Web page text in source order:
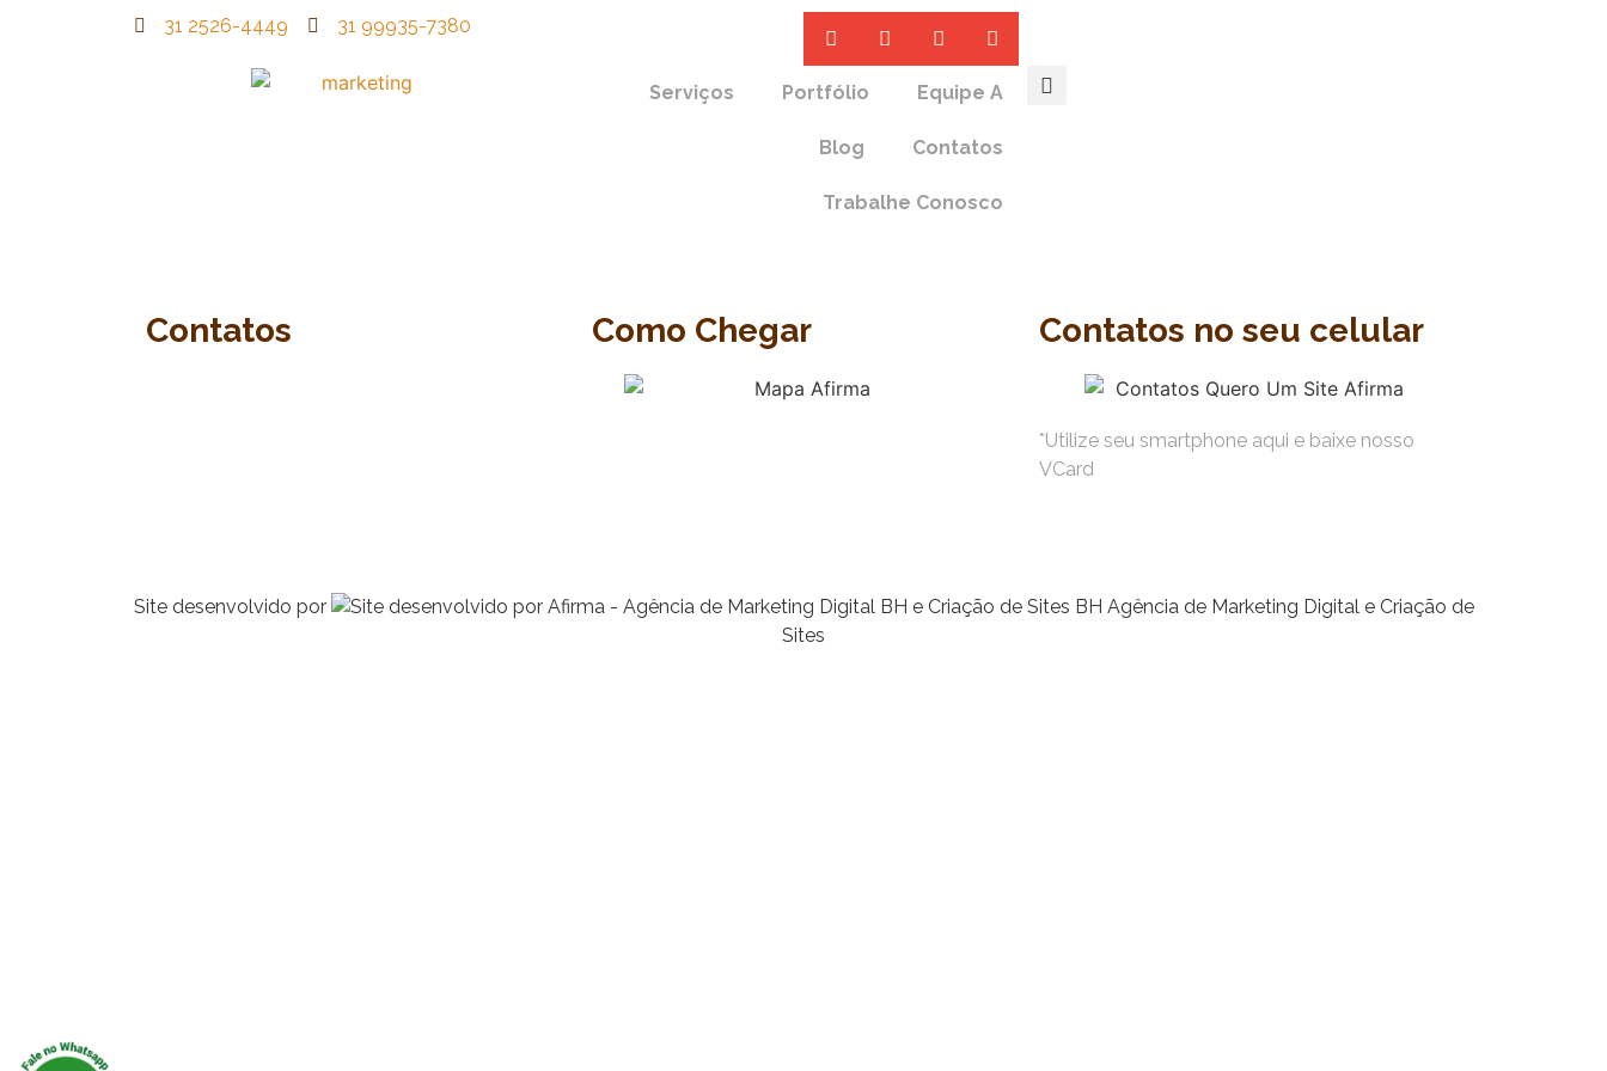
31 2526-4449 31 99935-7380
Serviços Portfólio Equipe A
Blog Contatos
Trabalhe Conosco
Contatos Como Chegar Contatos no seu celular
*Utilize seu smartphone aqui e baixe nosso
VCard
Site desenvolvido por
Agência de Marketing Digital e Criação de
Sites